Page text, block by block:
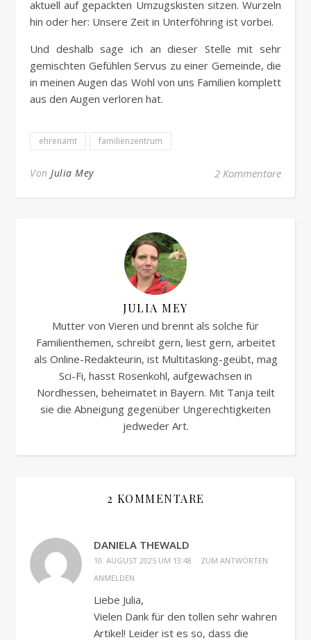
aktuell auf gepackten Umzugskisten sitzen. Wurzeln
hin oder her: Unsere Zeit in Unterföhring ist vorbei.
Und deshalb sage ich an dieser Stelle mit sehr
gemischten Gefühlen Servus zu einer Gemeinde, die
in meinen Augen das Wohl von uns Familien komplett
aus den Augen verloren hat.
ehrenamt familienzentrum
Von Julia Mey 2 Kommentare
JULIA MEY
Mutter von Vieren und brennt als solche für
Familienthemen, schreibt gern, liest gern, arbeitet
als Online-Redakteurin, ist Multitasking-geübt, mag
Sci-Fi, hasst Rosenkohl, aufgewachsen in
Nordhessen, beheimatet in Bayern. Mit Tanja teilt
sie die Abneigung gegenüber Ungerechtigkeiten
jedweder Art.
2 KOMMENTARE
DANIELA THEWALD
10. AUGUST 2025 UM 13:48
ZUM ANTWORTEN
ANMELDEN
Liebe Julia,
Vielen Dank für den tollen sehr wahren
Artikel! Leider ist es so, dass die